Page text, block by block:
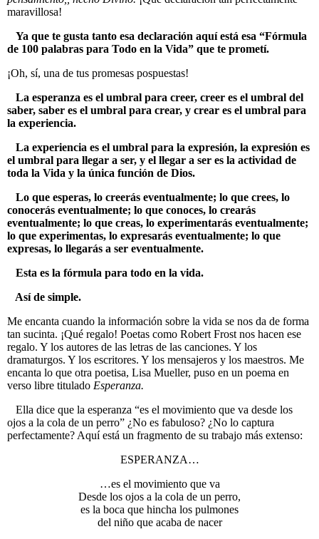
maravillosa!
Ya que te gusta tanto esa declaración aquí está esa “Fórmula
de 100 palabras para Todo en la Vida” que te prometí.
¡Oh, sí, una de tus promesas pospuestas!
La esperanza es el umbral para creer, creer es el umbral del
saber, saber es el umbral para crear, y crear es el umbral para
la experiencia.
La experiencia es el umbral para la expresión, la expresión es
el umbral para llegar a ser, y el llegar a ser es la actividad de
toda la Vida y la única función de Dios.
Lo que esperas, lo creerás eventualmente; lo que crees, lo
conocerás eventualmente; lo que conoces, lo crearás
eventualmente; lo que creas, lo experimentarás eventualmente;
lo que experimentas, lo expresarás eventualmente; lo que
expresas, lo llegarás a ser eventualmente.
Esta es la fórmula para todo en la vida.
Así de simple.
Me encanta cuando la información sobre la vida se nos da de forma
tan sucinta. ¡Qué regalo! Poetas como Robert Frost nos hacen ese
regalo. Y los autores de las letras de las canciones. Y los
dramaturgos. Y los escritores. Y los mensajeros y los maestros. Me
encanta lo que otra poetisa, Lisa Mueller, puso en un poema en
verso libre titulado Esperanza.
Ella dice que la esperanza “es el movimiento que va desde los
ojos a la cola de un perro” ¿No es fabuloso? ¿No lo captura
perfectamente? Aquí está un fragmento de su trabajo más extenso:
ESPERANZA…
…es el movimiento que va
Desde los ojos a la cola de un perro,
es la boca que hincha los pulmones
del niño que acaba de nacer